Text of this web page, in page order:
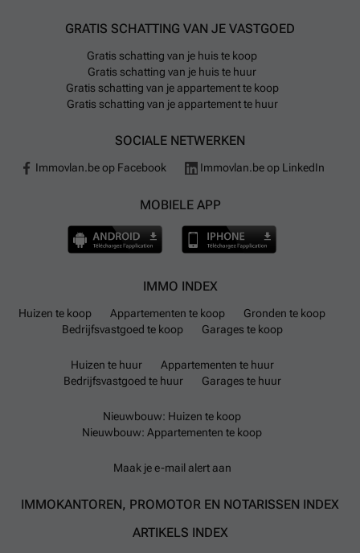
GRATIS SCHATTING VAN JE VASTGOED
Gratis schatting van je huis te koop
Gratis schatting van je huis te huur
Gratis schatting van je appartement te koop
Gratis schatting van je appartement te huur
SOCIALE NETWERKEN
Immovlan.be op Facebook Immovlan.be op LinkedIn
MOBIELE APP
IMMO INDEX
Huizen te koop Appartementen te koop
Gronden te koop
Bedrijfsvastgoed te koop
Garages te koop
Huizen te huur
Appartementen te huur
Bedrijfsvastgoed te huur
Garages te huur
Nieuwbouw: Huizen te koop
Nieuwbouw: Appartementen te koop
Maak je e-mail alert aan
IMMOKANTOREN, PROMOTOR EN NOTARISSEN INDEX
ARTIKELS INDEX